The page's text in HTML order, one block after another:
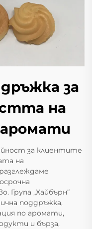
за
на
за клиентите
на
Група „Хайбърн“
поддръжка,
по аромати,
и бърза,